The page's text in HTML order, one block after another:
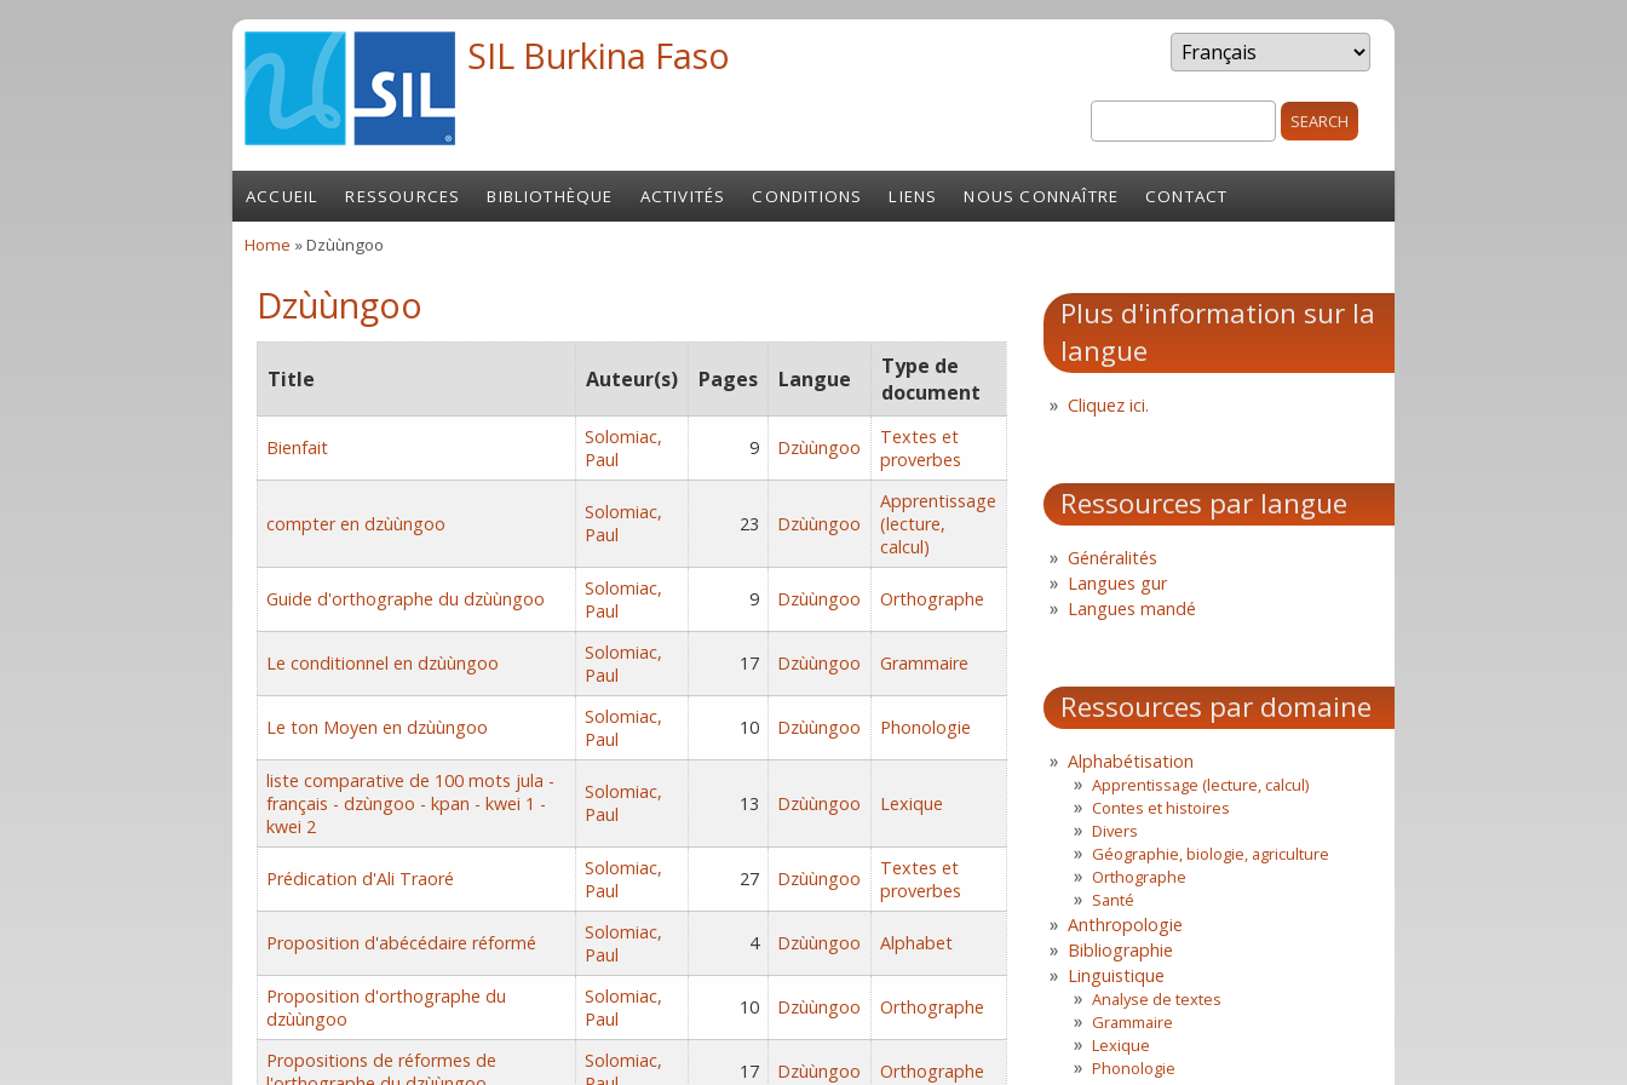
SIL Burkina Faso
Search form
ACCUEIL RESSOURCES BIBLIOTHÈQUE ACTIVITÉS CONDITIONS LIENS NOUS CONNAÎTRE CONTACT
Home » Dzùùngoo
Dzùùngoo
Title Auteur(s) Pages Langue
Type de
document
Bienfait
Solomiac,
Paul
9 Dzùùngoo
Textes et
proverbes
compter en dzùùngoo
Solomiac,
Paul
23 Dzùùngoo
Apprentissage
(lecture,
calcul)
Guide d'orthographe du dzùùngoo
Solomiac,
Paul
9 Dzùùngoo Orthographe
Le conditionnel en dzùùngoo
Solomiac,
Paul
17 Dzùùngoo Grammaire
Le ton Moyen en dzùùngoo
Solomiac,
Paul
10 Dzùùngoo Phonologie
liste comparative de 100 mots jula -
français - dzùngoo - kpan - kwei 1 -
kwei 2
Solomiac,
Paul
13 Dzùùngoo Lexique
Prédication d'Ali Traoré
Solomiac,
Paul
27 Dzùùngoo
Textes et
proverbes
Proposition d'abécédaire réformé
Solomiac,
Paul
4 Dzùùngoo Alphabet
Proposition d'orthographe du
dzùùngoo
Solomiac,
Paul
10 Dzùùngoo Orthographe
Propositions de réformes de
Solomiac,
17 Dzùùngoo Orthographe
Plus d'information sur la
langue
Cliquez ici.
Ressources par langue
Généralités
Langues gur
Langues mandé
Ressources par domaine
Alphabétisation
Apprentissage (lecture, calcul)
Contes et histoires
Divers
Géographie, biologie, agriculture
Orthographe
Santé
Anthropologie
Bibliographie
Linguistique
Analyse de textes
Grammaire
Lexique
Phonologie